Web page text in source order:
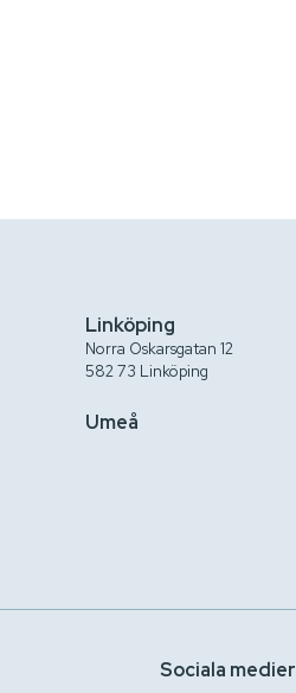
Linköping
Norra Oskarsgatan 12
582 73 Linköping
Umeå
Sociala medier